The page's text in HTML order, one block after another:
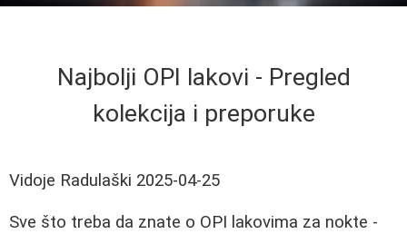
Najbolji OPI lakovi - Pregled
kolekcija i preporuke
Vidoje Radulaški 2025-04-25
Sve što treba da znate o OPI lakovima za nokte -